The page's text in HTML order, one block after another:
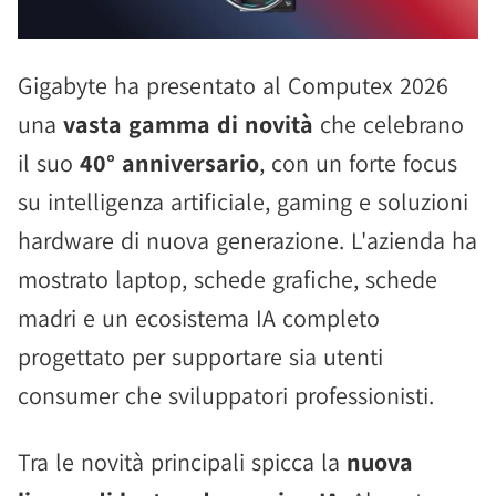
Gigabyte ha presentato al Computex 2026
una vasta gamma di novità che celebrano
il suo 40° anniversario, con un forte focus
su intelligenza artificiale, gaming e soluzioni
hardware di nuova generazione. L'azienda ha
mostrato laptop, schede grafiche, schede
madri e un ecosistema IA completo
progettato per supportare sia utenti
consumer che sviluppatori professionisti.
Tra le novità principali spicca la nuova